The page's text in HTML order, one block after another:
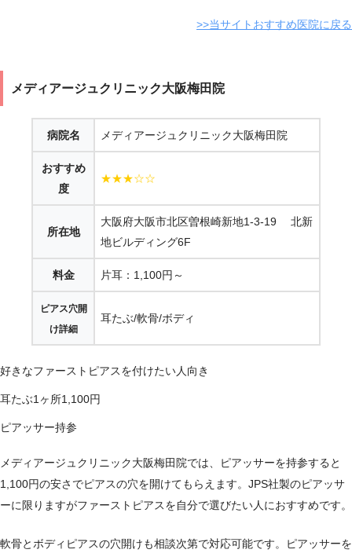
>>当サイトおすすめ医院に戻る
メディアージュクリニック大阪梅田院
病院名 メディアージュクリニック大阪梅田院
おすすめ
度
★★★☆☆
所在地
大阪府大阪市北区曽根崎新地1-3-19 北新
地ビルディング6F
料金 片耳：1,100円～
ピアス穴開
け詳細
耳たぶ/軟骨/ボディ
好きなファーストピアスを付けたい人向き
耳たぶ1ヶ所1,100円
ピアッサー持参
メディアージュクリニック大阪梅田院では、ピアッサーを持参すると
1,100円の安さでピアスの穴を開けてもらえます。JPS社製のピアッサ
ーに限りますがファーストピアスを自分で選びたい人におすすめです。
軟骨とボディピアスの穴開けも相談次第で対応可能です。ピアッサーを